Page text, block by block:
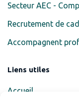
Secteur AEC -
Recrutement de
Accompagnent
Liens utiles
Accueil